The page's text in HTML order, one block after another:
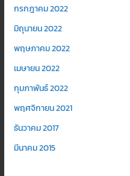
กรกฎาคม 2022
มิถุนายน 2022
พฤษภาคม 2022
เมษายน 2022
กุมภาพันธ์ 2022
พฤศจิกายน 2021
ธันวาคม 2017
มีนาคม 2015